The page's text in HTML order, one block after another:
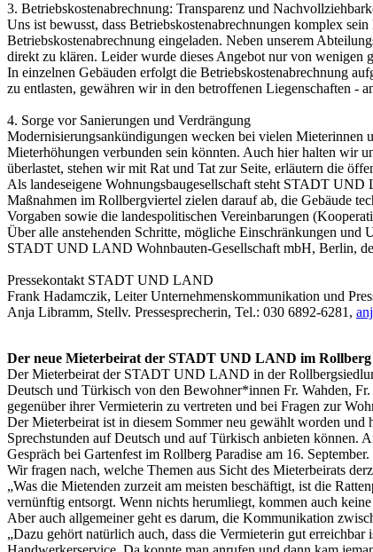
3. Betriebskostenabrechnung: Transparenz und
Uns ist bewusst, dass Betriebskostenabrechnungen komplex
Betriebskostenabrechnung eingeladen. Neben unserem
direkt zu klären. Leider wurde dieses Angebot nur von wenigen
In einzelnen Gebäuden erfolgt die Betriebskostenabrechnung
zu entlasten, gewähren wir in den betroffenen Liegenschaften -
4. Sorge vor Sanierungen und Verdrängung
Modernisierungsankündigungen wecken bei vielen Mieterinnen
Mieterhöhungen verbunden sein könnten. Auch hier halten wir
überlastet, stehen wir mit Rat und Tat zur Seite, erläutern die
Als landeseigene Wohnungsbaugesellschaft steht STADT
Maßnahmen im Rollbergviertel zielen darauf ab, die Gebäude
Vorgaben sowie die landespolitischen Vereinbarungen
Über alle anstehenden Schritte, mögliche Einschränkungen
STADT UND LAND Wohnbauten-Gesellschaft mbH, Berlin,
Pressekontakt STADT UND LAND
Frank Hadamczik, Leiter Unternehmenskommunikation und
Anja Libramm, Stellv. Pressesprecherin, Tel.: 030 6892-6281,
Der neue Mieterbeirat der STADT UND LAND im
Der Mieterbeirat der STADT UND LAND in der
Deutsch und Türkisch von den Bewohner*innen Fr. Wahden,
gegenüber ihrer Vermieterin zu vertreten und bei Fragen zur
Der Mieterbeirat ist in diesem Sommer neu gewählt worden
Sprechstunden auf Deutsch und auf Türkisch anbieten können.
Gespräch bei Gartenfest im Rollberg Paradise am 16.
Wir fragen nach, welche Themen aus Sicht des Mieterbeirats
„Was die Mietenden zurzeit am meisten beschäftigt, ist die
vernünftig entsorgt. Wenn nichts herumliegt, kommen auch
Aber auch allgemeiner geht es darum, die Kommunikation
„Dazu gehört natürlich auch, dass die Vermieterin gut